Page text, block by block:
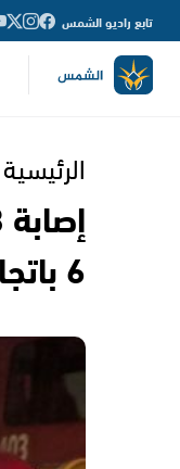
تابع راديو الشمس
الرئيسية
6 باتجاه الجنوب